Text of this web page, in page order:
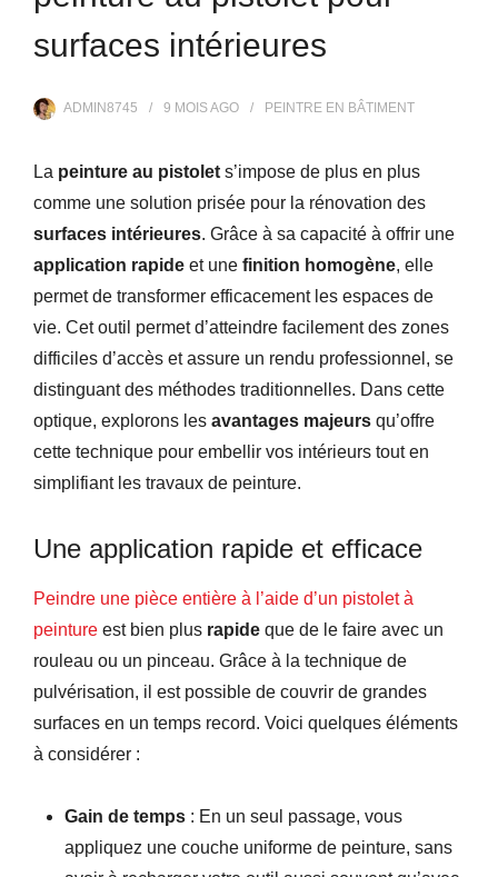
surfaces intérieures
ADMIN8745 9 MOISAGO PEINTRE EN BÂTIMENT
La peinture au pistolet s’impose de plus en plus
comme une solution prisée pour la rénovation des
surfaces intérieures. Grâce à sa capacité à offrir une
application rapide et une finition homogène, elle
permet de transformer efficacement les espaces de
vie. Cet outil permet d’atteindre facilement des zones
difficiles d’accès et assure un rendu professionnel, se
distinguant des méthodes traditionnelles. Dans cette
optique, explorons les avantages majeurs qu’offre
cette technique pour embellir vos intérieurs tout en
simplifiant les travaux de peinture.
Une application rapide et efficace
Peindre une pièce entière à l’aide d’un pistolet à
peinture est bien plus rapide que de le faire avec un
rouleau ou un pinceau. Grâce à la technique de
pulvérisation, il est possible de couvrir de grandes
surfaces en un temps record. Voici quelques éléments
à considérer :
Gain de temps : En un seul passage, vous
appliquez une couche uniforme de peinture, sans